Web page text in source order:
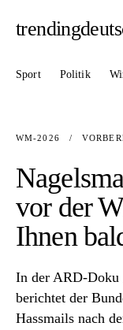
Sport Politik
WM-2026 /
vor der
Ihnen
In der ARD-Doku
berichtet der
Hassmails nach